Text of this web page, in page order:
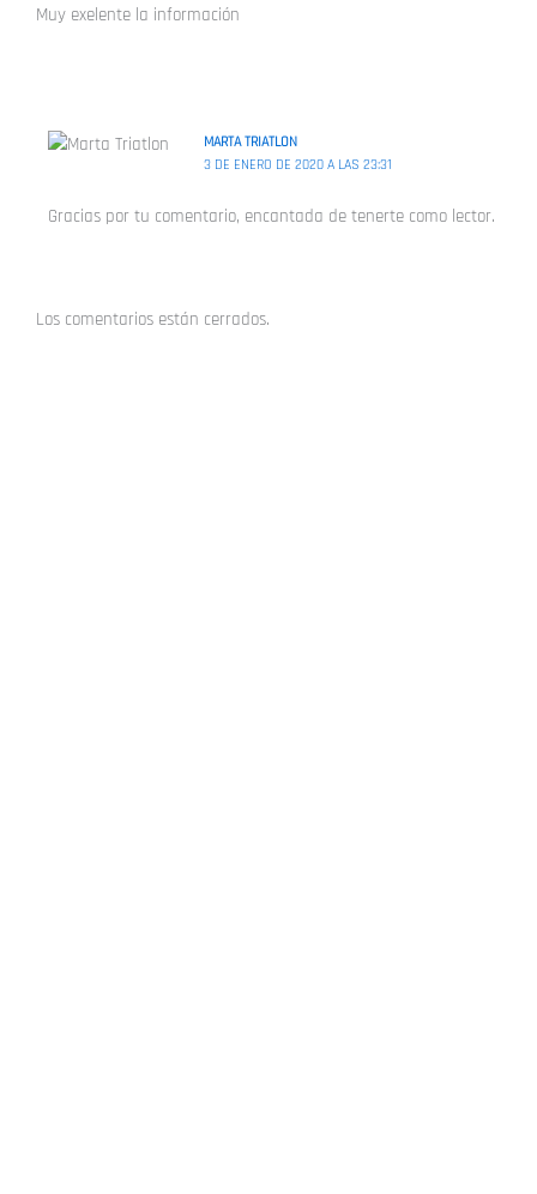
f
Muy exelente la información
MARTA TRIATLON
3 DE ENERO DE 2020 A LAS 23:31
Gracias por tu comentario, encantada de tenerte como lector.
Los comentarios están cerrados.